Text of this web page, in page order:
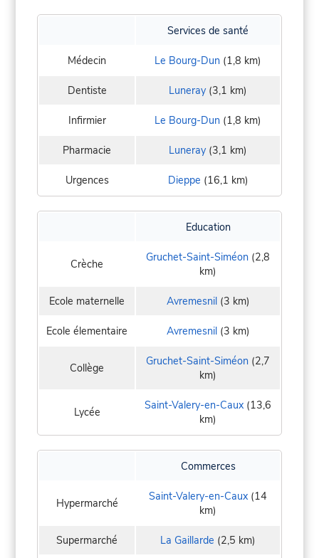
Services de santé
Médecin Le Bourg-Dun (1,8 km)
Dentiste Luneray (3,1 km)
Infirmier Le Bourg-Dun (1,8 km)
Pharmacie Luneray (3,1 km)
Urgences Dieppe (16,1 km)
Education
Crèche Gruchet-Saint-Siméon (2,8
km)
Ecole maternelle Avremesnil(3 km)
Ecole élementaire Avremesnil(3 km)
Collège Gruchet-Saint-Siméon (2,7
km)
Lycée Saint-Valery-en-Caux (13,6
km)
Commerces
Hypermarché Saint-Valery-en-Caux (14
km)
Supermarché La Gaillarde (2,5 km)